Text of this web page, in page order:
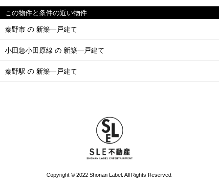
この物件と条件の近い物件
秦野市 の 新築一戸建て
小田急小田原線 の 新築一戸建て
秦野駅 の 新築一戸建て
Copyright © 2022 Shonan Label. All Rights Reserved.